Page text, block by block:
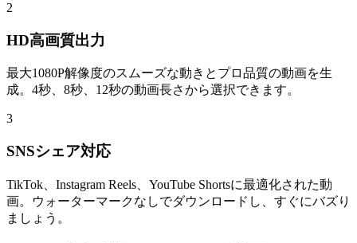
2
HD高画質出力
最大1080P解像度のスムーズな動きとプロ品質の動画を生
成。4秒、8秒、12秒の動画長さから選択できます。
3
SNSシェア対応
TikTok、Instagram Reels、YouTube Shortsに最適化された動
画。ウォーターマークなしでダウンロードし、すぐにバズり
ましょう。